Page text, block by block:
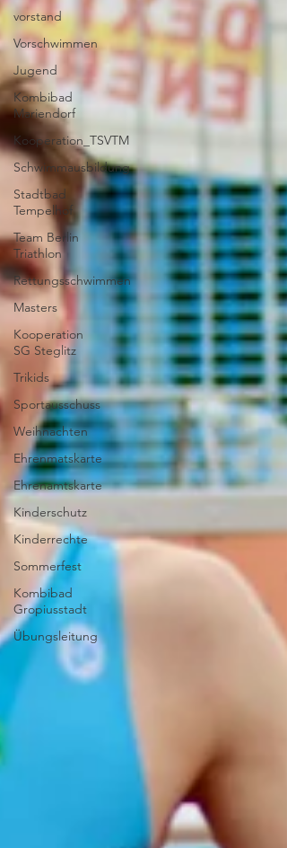
vorstand
Vorschwimmen
Jugend
Kombibad
Mariendorf
Kooperation_TSVTM
Schwimmausbildung
Stadtbad
Tempelhof
Team Berlin
Triathlon
Rettungsschwimmen
Masters
Kooperation
SG Steglitz
Trikids
Sportausschuss
Weihnachten
Ehrenmatskarte
Ehrenamtskarte
Kinderschutz
Kinderrechte
Sommerfest
Kombibad
Gropiusstadt
Übungsleitung